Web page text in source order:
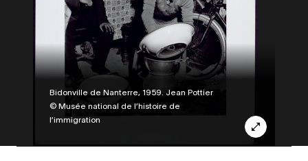
Legende
Bidonville de Nanterre, 1959. Jean Pottier
© Musée national de l’histoire de
l’immigration